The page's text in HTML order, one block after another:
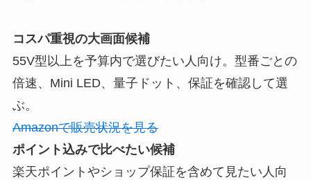
コスパ重視の大画面候補
55V型以上を予算内で選びたい人向け。型番ごとの
倍速、Mini LED、量子ドット、保証を確認して選
ぶ。
Amazonで販売状況を見る
ポイント込みで比べたい候補
楽天ポイントやショップ保証を含めて見たい人向